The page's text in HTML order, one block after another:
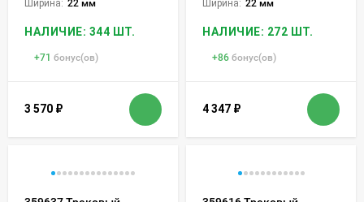
Ширина: 22 мм
НАЛИЧИЕ: 344 ШТ.
+71 бонус(ов)
3 570 ₽
Ширина: 22 мм
НАЛИЧИЕ: 272 ШТ.
+86 бонус(ов)
4 347 ₽